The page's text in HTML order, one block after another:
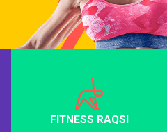
FITNESS RAQSI